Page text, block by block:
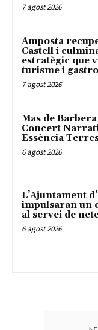
7 agost 2026
Amposta
Castell i
estratègic que
turisme i
7 agost 2026
Mas de
Concert
Essència
6 agost 2026
L’Ajuntament
impulsaran un
al servei de
6 agost 2026